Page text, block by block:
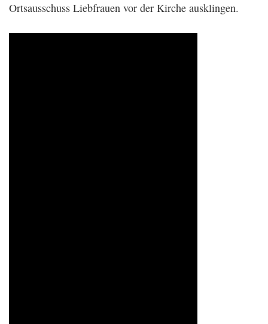
Ortsausschuss Liebfrauen vor der Kirche ausklingen.